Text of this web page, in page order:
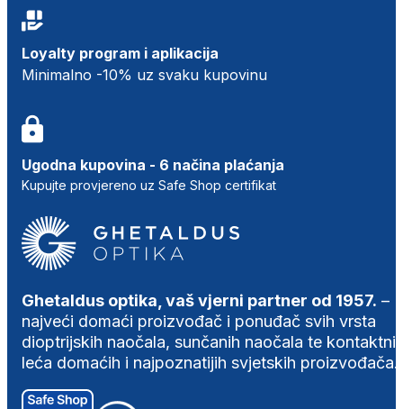
Loyalty program i aplikacija
Minimalno -10% uz svaku kupovinu
Ugodna kupovina - 6 načina plaćanja
Kupujte provjereno uz Safe Shop certifikat
Ghetaldus optika, vaš vjerni partner od 1957. –
najveći domaći proizvođač i ponuđač svih vrsta
dioptrijskih naočala, sunčanih naočala te
leća domaćih i najpoznatijih svjetskih proizvođača.